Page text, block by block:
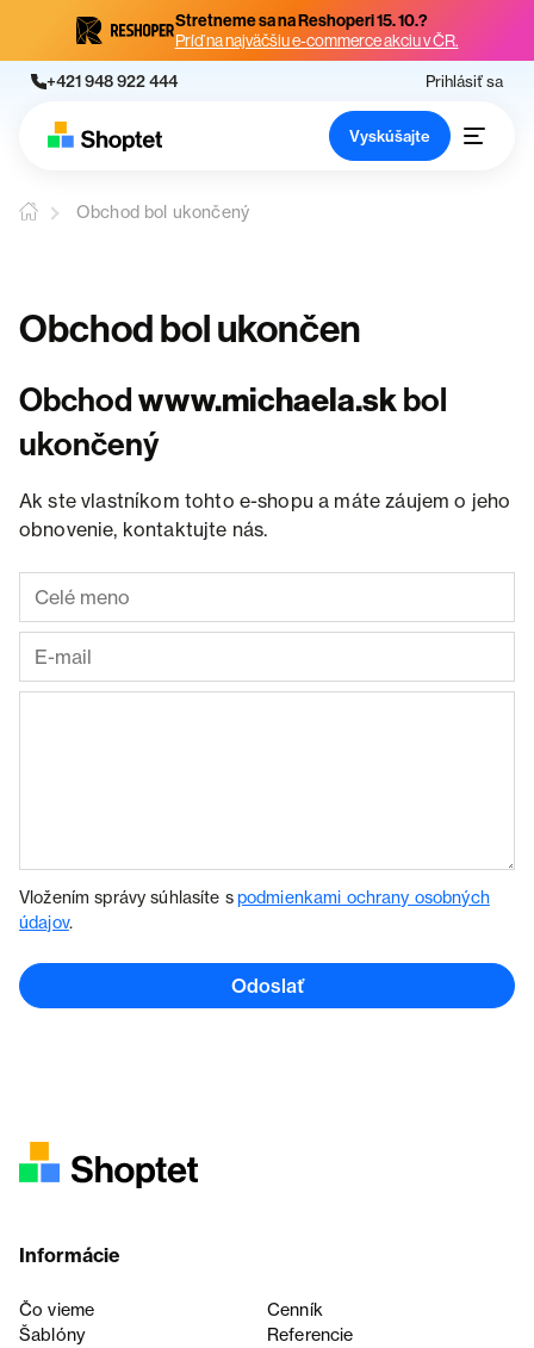
Stretneme sa na Reshoperi 15. 10.?
Príď na najväčšiu e-commerce akciu v ČR.
+421 948 922 444 Prihlásiť sa
Vyskúšajte
Obchod bol ukončený
Obchod bol ukončen
Obchodwww.michaela.skbol
ukončený
Ak ste vlastníkom tohto e-shopu a máte záujem o jeho
obnovenie, kontaktujte nás.
Vložením správy súhlasíte spodmienkami ochrany osobných
údajov.
Odoslať
Informácie
Čo vieme
Cenník
Šablóny
Referencie